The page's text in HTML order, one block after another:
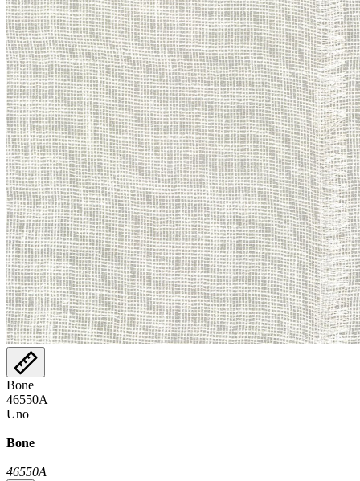
Bone
46550A
Uno
–
Bone
–
46550A